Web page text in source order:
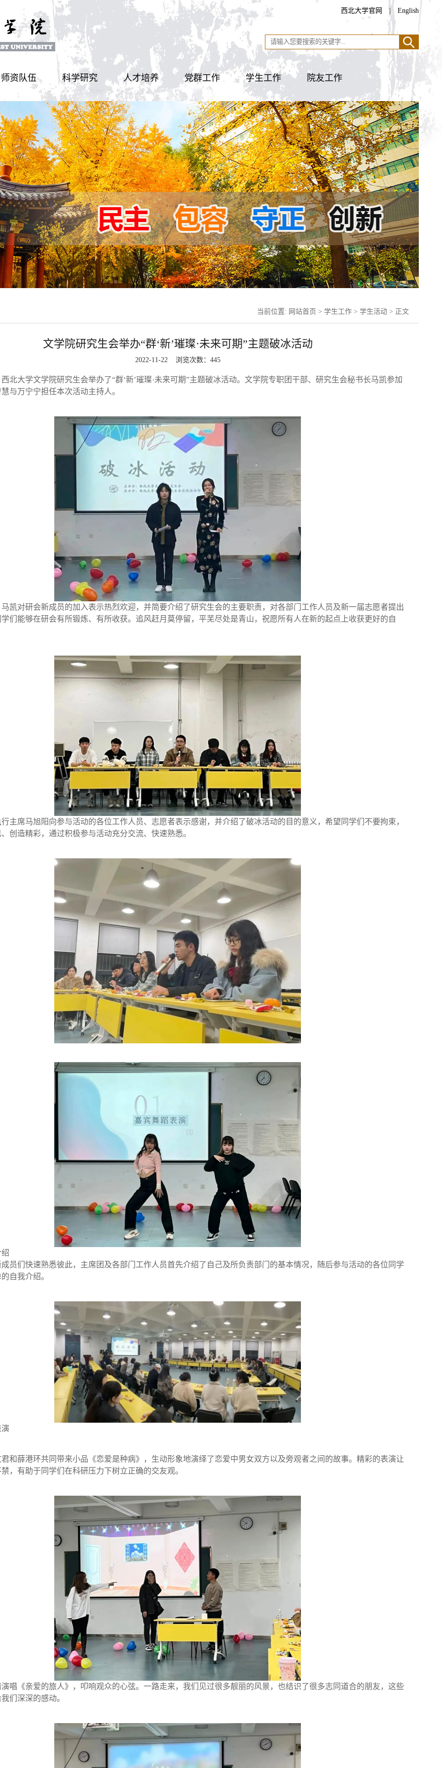
西北大学官网 | English
师资队伍 科学研究 人才培养 党群工作 学生工作 院友工作
当前位置: 网站首页 > 学生工作 > 学生活动 > 正文
文学院研究生会举办“群‘新’璀璨·未来可期”主题破冰活动
2022-11-22 浏览次数： 445
西北大学文学院研究生会举办了“群‘新’璀璨·未来可期”主题破冰活动。文学院专职团干部、研究生会秘书长马凯参加
与万宁宁担任本次活动主持人。
凯对研会新成员的加入表示热烈欢迎，并简要介绍了研究生会的主要职责，对各部门工作人员及新一届志愿者提出
们能够在研会有所锻炼、有所收获。追风赶月莫停留，平芜尽处是青山，祝愿所有人在新的起点上收获更好的自
主席马旭阳向参与活动的各位工作人员、志愿者表示感谢，并介绍了破冰活动的目的意义，希望同学们不要拘束，
创造精彩，通过积极参与活动充分交流、快速熟悉。
员们快速熟悉彼此，主席团及各部门工作人员首先介绍了自己及所负责部门的基本情况，随后参与活动的各位同学
自我介绍。
和薛港环共同带来小品《恋爱是种病》，生动形象地演绎了恋爱中男女双方以及旁观者之间的故事。精彩的表演让
，有助于同学们在科研压力下树立正确的交友观。
唱《亲爱的旅人》，叩响观众的心弦。一路走来，我们见过很多靓丽的风景，也结识了很多志同道合的朋友，这些
们深深的感动。